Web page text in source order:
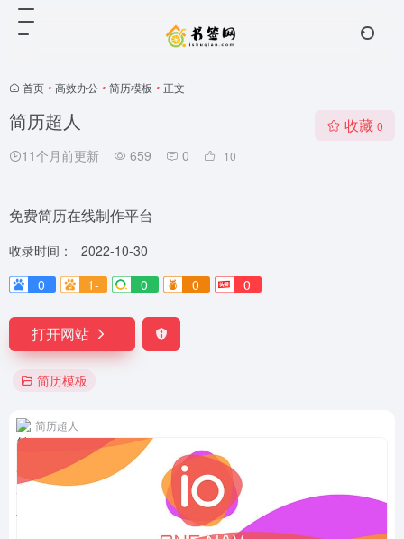
首页 • 高效办公 • 简历模板 • 正文
简历超人
11个月前更新 659 0 10
收藏 0
免费简历在线制作平台
收录时间：
2022-10-30
0
1- 0 0 0
打开网站
简历模板
简历超人